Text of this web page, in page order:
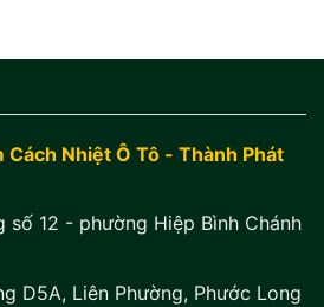
Cách Nhiệt Ô Tô - Thành Phát
số 12 - phường Hiệp Bình Chánh
D5A, Liên Phường, Phước Long